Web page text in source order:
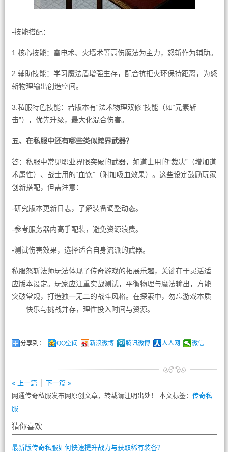
-技能搭配：
1.核心技能：雷电术、火墙术等高伤魔法为主力，怒斩作为辅助。
2.辅助技能：学习魔法盾增强生存，配合抗拒火环保持距离，为怒
斩物理输出创造空间。
3.私服特色技能：若版本有“法术物理双修”技能（如“元素斩
击”），优先升级，最大化混合伤害。
五、在私服中还有哪些类似跨界武器？
答：私服中常见职业界限突破的武器，如道士用的“裁决”（增加道
术属性）、战士用的“血饮”（附加吸血效果）。这些设定鼓励玩家
创新搭配，但需注意：
-研究版本更新日志，了解装备调整动态。
-参考服务器内高手配装，避免资源浪费。
-测试伤害效果，选择适合自身流派的武器。
私服怒斩法师玩法体现了传奇游戏的拓展乐趣，关键在于灵活适
应版本设定。玩家应注重实战测试，平衡物理与魔法输出，方能
突破常规，打造独一无二的战斗风格。在探索中，勿忘游戏本质
——快乐与挑战并存，理性投入时间与资源。
分享到： QQ空间 新浪微博 腾讯微博 人人网 微信
« 上一篇
下一篇 »
网通传奇私服发布网原创文章，转载请注明出处！ 本文标签： 传奇私
服
猜你喜欢
最新版传奇私服如何快速提升战力与获取稀有装备？